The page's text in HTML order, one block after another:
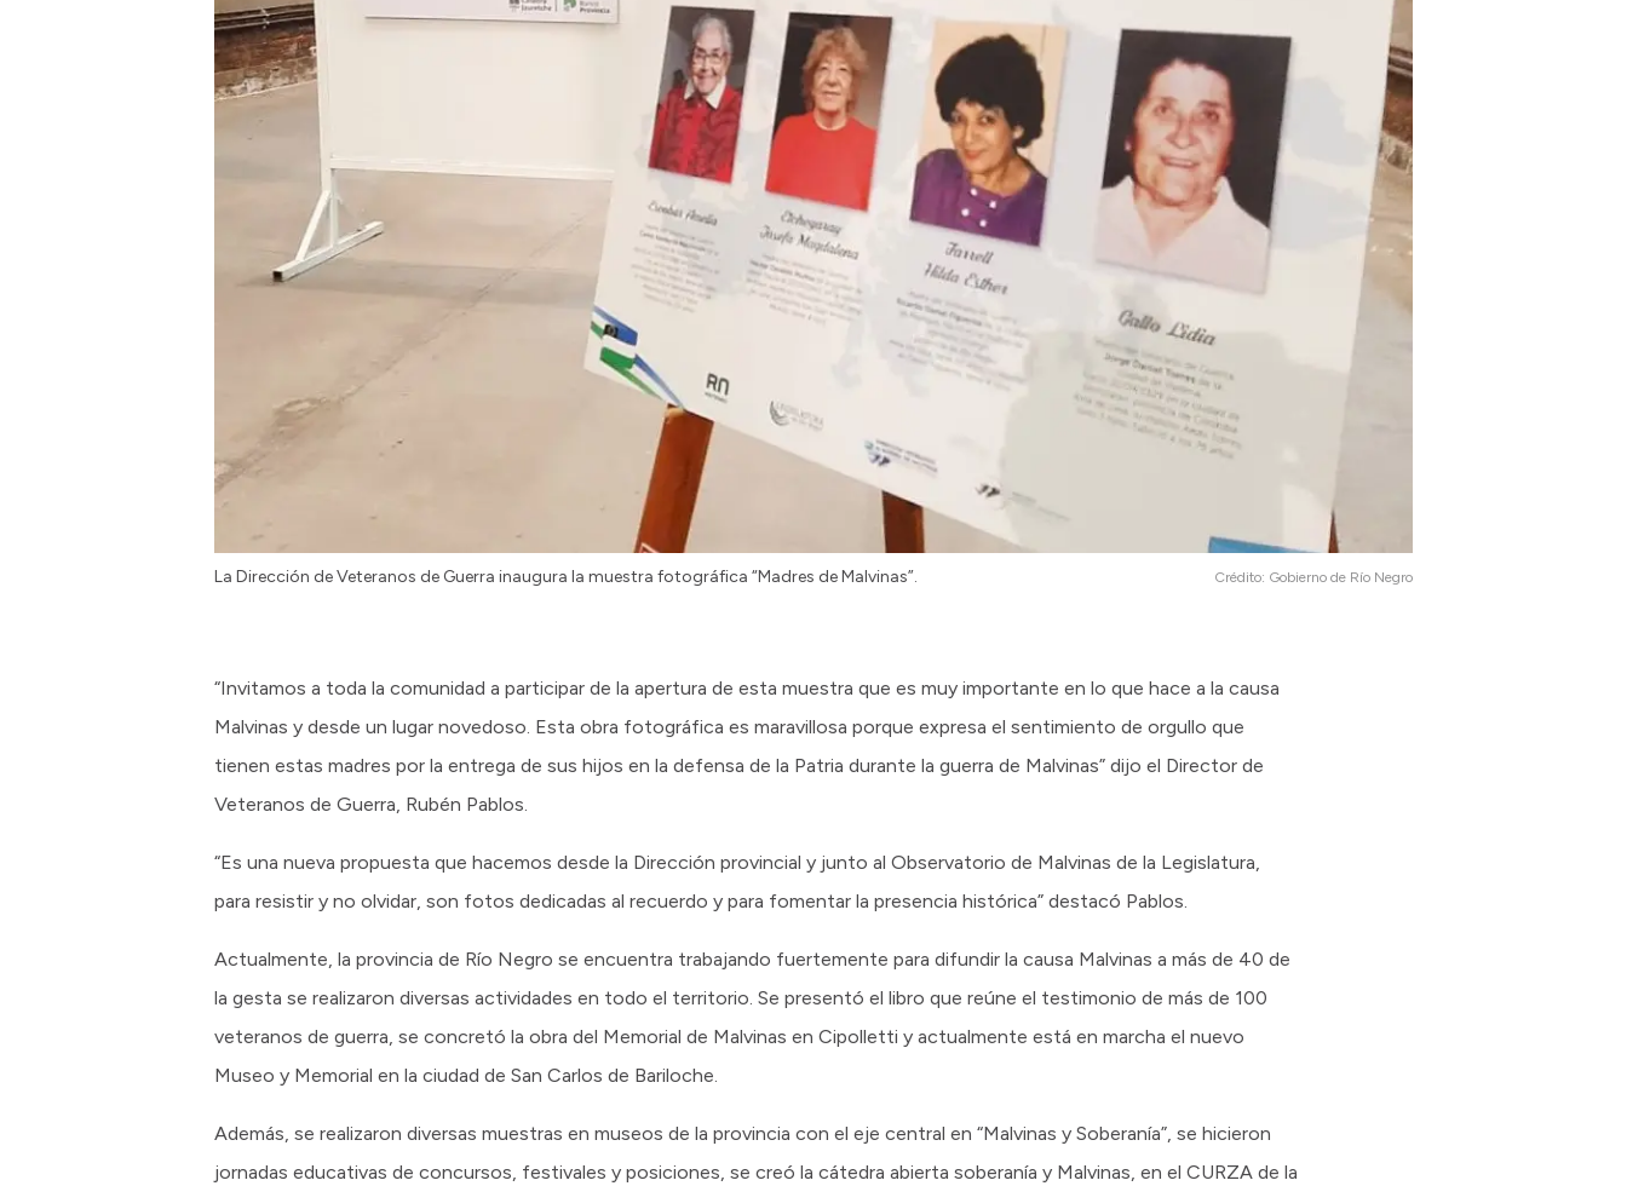
La Dirección de Veteranos de Guerra inaugura la muestra fotográfica “Madres de Malvinas”. Crédito: Gobierno de Río Negro
“Invitamos a toda la comunidad a participar de la apertura de esta muestra que es muy importante en lo que hace a la causa
Malvinas y desde un lugar novedoso. Esta obra fotográfica es maravillosa porque expresa el sentimiento de orgullo que
tienen estas madres por la entrega de sus hijos en la defensa de la Patria durante la guerra de Malvinas” dijo el Director de
Veteranos de Guerra, Rubén Pablos.
“Es una nueva propuesta que hacemos desde la Dirección provincial y junto al Observatorio de Malvinas de la Legislatura,
para resistir y no olvidar, son fotos dedicadas al recuerdo y para fomentar la presencia histórica” destacó Pablos.
Actualmente, la provincia de Río Negro se encuentra trabajando fuertemente para difundir la causa Malvinas a más de 40 de
la gesta se realizaron diversas actividades en todo el territorio. Se presentó el libro que reúne el testimonio de más de 100
veteranos de guerra, se concretó la obra del Memorial de Malvinas en Cipolletti y actualmente está en marcha el nuevo
Museo y Memorial en la ciudad de San Carlos de Bariloche.
Además, se realizaron diversas muestras en museos de la provincia con el eje central en “Malvinas y Soberanía”, se hicieron
jornadas educativas de concursos, festivales y posiciones, se creó la cátedra abierta soberanía y Malvinas, en el CURZA de la